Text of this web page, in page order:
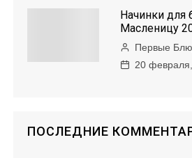
Начинки для
Масленицу
Первые
20
ПОСЛЕДНИЕ